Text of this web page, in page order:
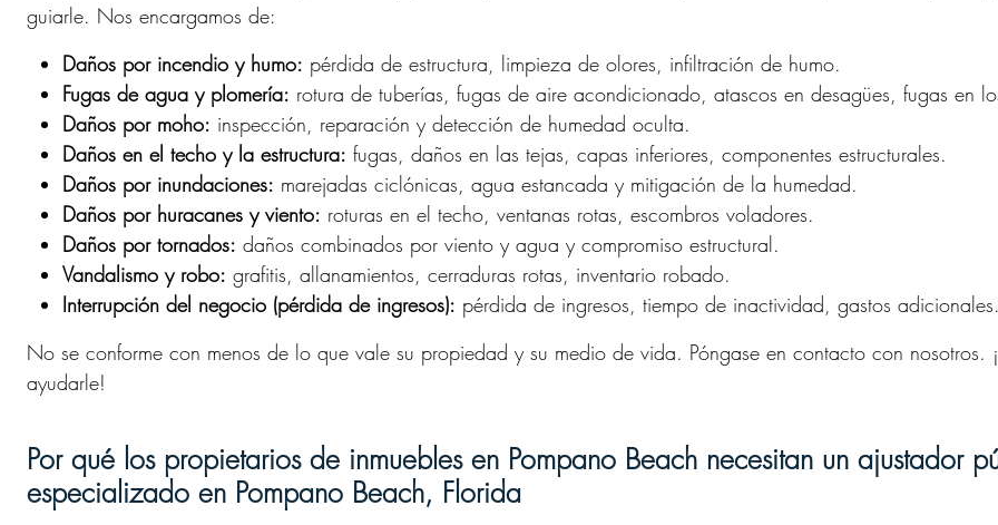
guiarle. Nos encargamos de:
Daños por incendio y humo: pérdida de estructura, limpieza de olores, infiltración de humo.
Fugas de agua y plomería: rotura de tuberías, fugas de aire acondicionado, atascos en desagües, fugas en
Daños por moho: inspección, reparación y detección de humedad oculta.
Daños en el techo y la estructura: fugas, daños en las tejas, capas inferiores, componentes estructurales.
Daños por inundaciones: marejadas ciclónicas, agua estancada y mitigación de la humedad.
Daños por huracanes y viento: roturas en el techo, ventanas rotas, escombros voladores.
Daños por tornados: daños combinados por viento y agua y compromiso estructural.
Vandalismo y robo: grafitis, allanamientos, cerraduras rotas, inventario robado.
Interrupción del negocio (pérdida de ingresos): pérdida de ingresos, tiempo de inactividad, gastos adicionales.
No se conforme con menos de lo que vale su propiedad y su medio de vida. Póngase en contacto con nosotros.
ayudarle!
Por qué los propietarios de inmuebles en Pompano Beach necesitan un ajustador
especializado en Pompano Beach, Florida